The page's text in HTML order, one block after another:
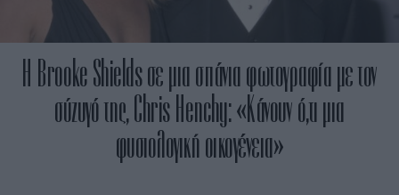
H Brooke Shields σε μια σπάνια φωτογραφία με τον
σύζυγό της, Chris Henchy: «Κάνουν ό,τι μια
φυσιολογική οικογένεια»